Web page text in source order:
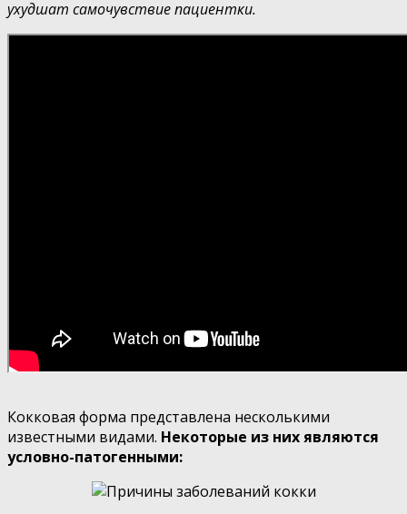
ухудшат самочувствие пациентки.
Кокковая форма представлена несколькими
известными видами. Некоторые из них являются
условно-патогенными: